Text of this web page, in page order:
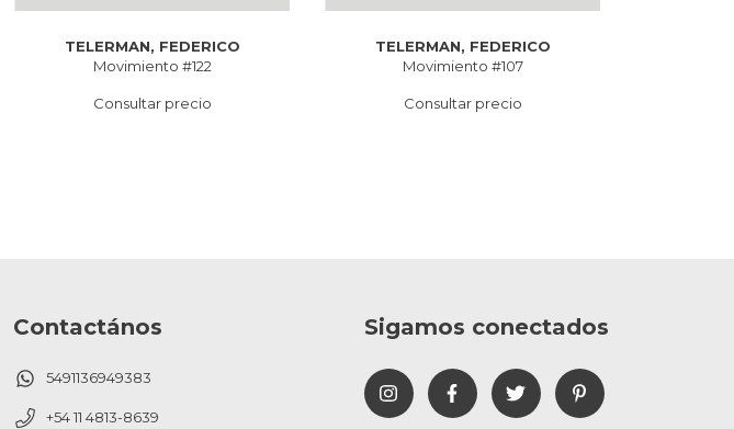
TELERMAN, FEDERICO
Movimiento #122
Consultar precio
TELERMAN, FEDERICO
Movimiento #107
Consultar precio
Contactános
5491136949383
+54 11 4813-8639
Sigamos conectados